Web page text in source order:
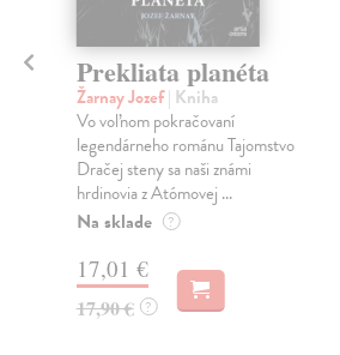
Prekliata planéta
Žarnay Jozef| Kniha
Vo voľnom pokračovaní
legendárneho románu Tajomstvo
Dračej steny sa naši známi
hrdinovia z Atómovej ...
Na sklade ?
17,01 €
17,90 € ?